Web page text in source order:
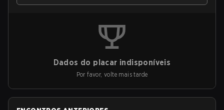
Dados do placar indisponíveis
Por favor, volte mais tarde